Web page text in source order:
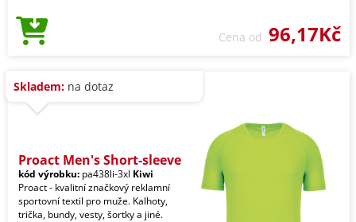
Cena od 96,17Kč
Skladem: na dotaz
Proact Men's Short-sleeve
kód výrobku: pa438li-3xl Kiwi
Proact - kvalitní značkový reklamní
sportovní textil pro muže. Kalhoty,
trička, bundy, vesty, šortky a jiné.